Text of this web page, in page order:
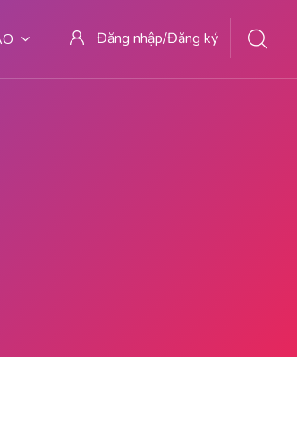
Đăng nhập/Đăng ký
WA 0822817797